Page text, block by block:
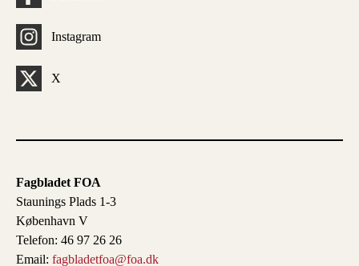
Fagbladet FOA
Staunings Plads 1-3
København V
Telefon: 46 97 26 26
Email: fagbladetfoa@foa.dk
Instagram
X